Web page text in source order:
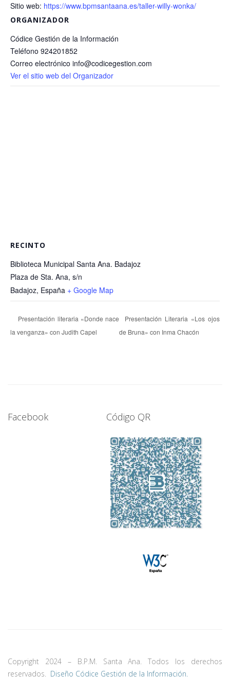
Sitio web: https://www.bpmsantaana.es/taller-willy-wonka/
ORGANIZADOR
Códice Gestión de la Información
Teléfono 924201852
Correo electrónico info@codicegestion.com
Ver el sitio web del Organizador
RECINTO
Biblioteca Municipal Santa Ana. Badajoz
Plaza de Sta. Ana, s/n
Badajoz, España + Google Map
Presentación literaria «Donde nace
la venganza» con Judith Capel
Presentación Literaria «Los ojos
de Bruna» con Inma Chacón
Facebook Código QR
Copyright 2024 – B.P.M. Santa Ana. Todos los derechos
reservados. Diseño Códice Gestión de la Información.